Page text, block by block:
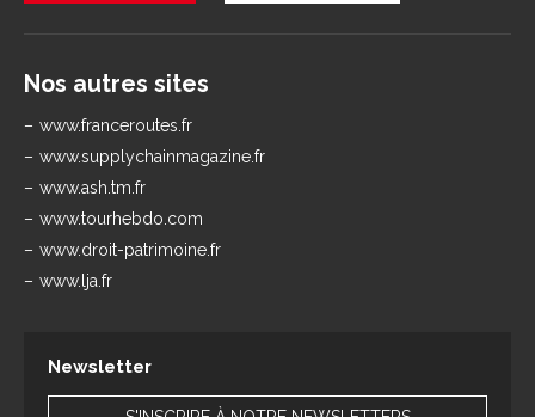
Nos autres sites
www.franceroutes.fr
www.supplychainmagazine.fr
www.ash.tm.fr
www.tourhebdo.com
www.droit-patrimoine.fr
www.lja.fr
Newsletter